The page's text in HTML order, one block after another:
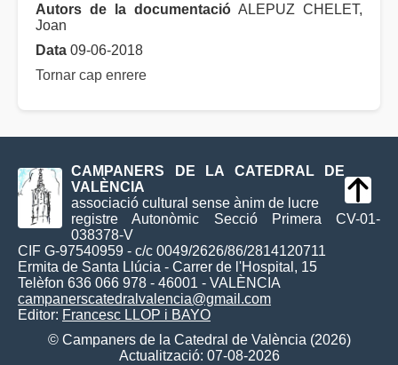
Autors de la documentació ALEPUZ CHELET,
Joan
Data 09-06-2018
Tornar cap enrere
CAMPANERS DE LA CATEDRAL DE
VALÈNCIA
associació cultural sense ànim de lucre
registre Autonòmic Secció Primera CV-01-
038378-V
CIF G-97540959 - c/c 0049/2626/86/2814120711
Ermita de Santa Llúcia - Carrer de l'Hospital, 15
Telèfon 636 066 978 - 46001 - VALÈNCIA
campanerscatedralvalencia@gmail.com
Editor: Francesc LLOP i BAYO
© Campaners de la Catedral de València (2026)
Actualització: 07-08-2026